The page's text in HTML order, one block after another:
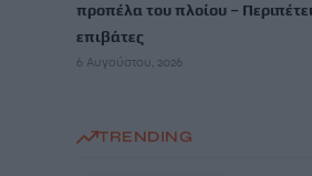
προπέλα του πλοίου – Περιπέτεια για 704
επιβάτες
6 Αυγούστου, 2026
TRENDING